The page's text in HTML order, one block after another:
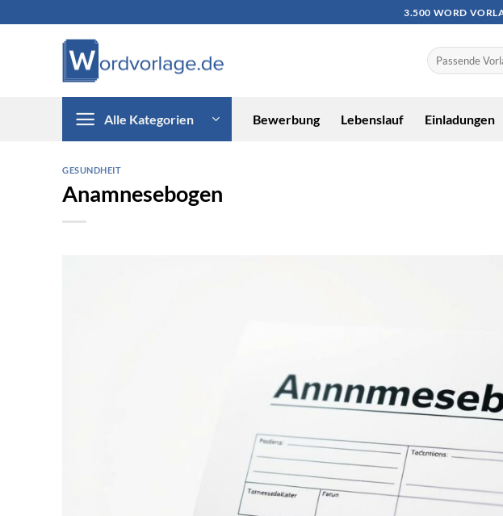
3.500 WORD
Alle Kategorien Bewerbung Lebenslauf Einladungen
GESUNDHEIT
Anamnesebogen